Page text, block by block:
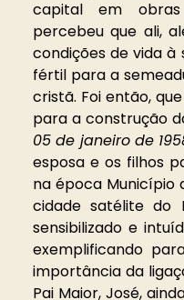
capital em
percebeu que ali,
condições de vida
fértil para a
cristã. Foi então,
para a construção
05 de janeiro de
esposa e os filhos
na época Município
cidade satélite do
sensibilizado e
exemplificando
importância da
Pai Maior, José,